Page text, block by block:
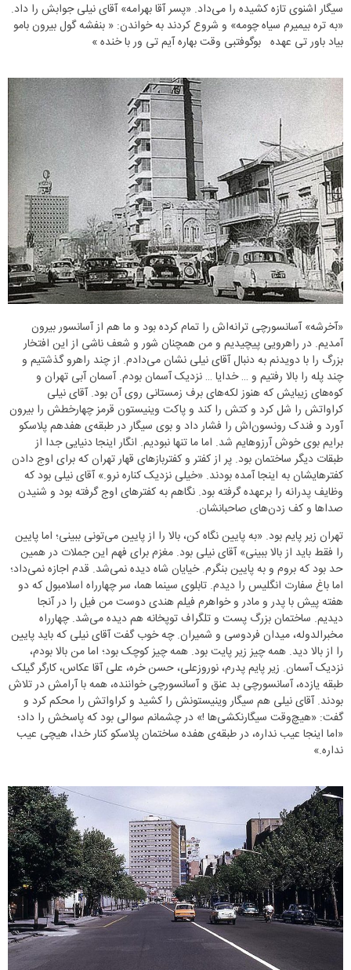
سیگار اشنوی تازه کشیده را می‌داد. «پسر آقا بهرامه» آقای نیلی جوابش را داد.
«به تره بیمیرم سیاه چومه» و شروع کردند به خواندن: « بنفشه گول بیرون بامو
بیاد باور تی عهده بوگوفتبی وقت بهاره آیم تی ور با خنده »
«آخرشه» آسانسورچی ترانه‌اش را تمام کرده بود و ما هم از آسانسور بیرون
آمدیم. در راهرویی پیچیدیم و من همچنان شور و شعف ناشی از این افتخار
بزرگ را با دویدنم به دنبال آقای نیلی نشان می‌دادم. از چند راهرو گذشتیم و
چند پله را بالا رفتیم و … خدایا … نزدیک آسمان بودم. آسمان آبی تهران و
کوه‌های زیبایش که هنوز لکه‌های برف زمستانی روی آن بود. آقای نیلی
کراواتش را شل کرد و کتش را کند و پاکت وینیستون قرمز چهارخطش را بیرون
آورد و فندک رونسون‌اش را فشار داد و بوی سیگار در طبقه‌ی هفدهم پلاسکو
برایم بوی خوش آرزوهایم شد. اما ما تنها نبودیم. انگار اینجا دنیایی جدا از
طبقات دیگر ساختمان بود. پر از کفتر و کفتربازهای قهار تهران که برای اوج دادن
کفترهایشان به اینجا آمده بودند. «خیلی نزدیک کناره نرو.» آقای نیلی بود که
وظایف پدرانه را برعهده گرفته بود. نگاهم به کفترهای اوج گرفته بود و شنیدن
صداها و کف زدن‌های صاحبانشان.
تهران زیر پایم بود. «به پایین نگاه کن، بالا را از پایین می‌تونی ببینی؛ اما پایین
را فقط باید از بالا ببینی» آقای نیلی بود. مغزم برای فهم این جملات در همین
حد بود که بروم و به پایین بنگرم. خیایان شاه دیده نمی‌شد. قدم اجازه نمی‌داد؛
اما باغ سفارت انگلیس را دیدم. تابلوی سینما هما، سر چهارراه اسلامبول که دو
هفته پیش با پدر و مادر و خواهرم فیلم هندی دوست من فیل را در آنجا
دیدیم. ساختمان بزرگ پست و تلگراف توپخانه هم دیده می‌شد. چهارراه
مخبرالدوله، میدان فردوسی و شمیران. چه خوب گفت آقای نیلی که باید پایین
را از بالا دید. همه چیز زیر پایت بود. همه چیز کوچک بود؛ اما من بالا بودم،
نزدیک آسمان. زیر پایم پدرم، نوروزعلی، حسن خره، علی آقا عکاس، کارگر گیلک
طبقه یازده، آسانسورچی بد عنق و آسانسورچی خواننده، همه با آرامش در تلاش
بودند. آقای نیلی هم سیگار وینیستونش را کشید و کراواتش را محکم کرد و
گفت: «هیچ‌وقت سیگارنکشی‌ها !» در چشمانم سوالی بود که پاسخش را داد؛
«اما اینجا عیب نداره، در طبقه‌ی هفده ساختمان پلاسکو کنار خدا، هیچی عیب
نداره.»